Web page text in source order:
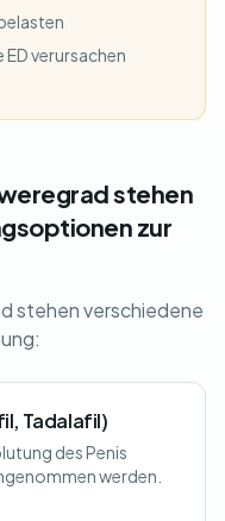
verursachen
stehen
zur
stehen verschiedene
Tadalafil)
des Penis
werden.